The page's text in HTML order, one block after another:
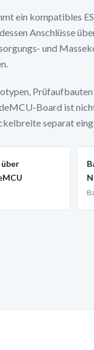
ein kompatibles
Anschlüsse
und
Board ist
separat
über